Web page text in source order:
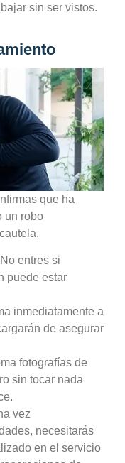
sin ser vistos.
que ha
un robo
No entres si
puede estar
inmediatamente a
de asegurar
fotografías de
sin tocar nada
vez
necesitarás
en el servicio